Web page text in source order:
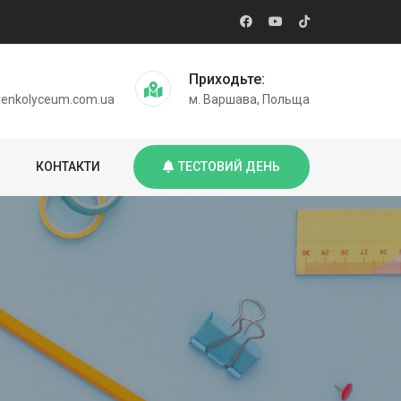
Приходьте:
м. Варшава, Польща
КОНТАКТИ ТЕСТОВИЙ ДЕНЬ